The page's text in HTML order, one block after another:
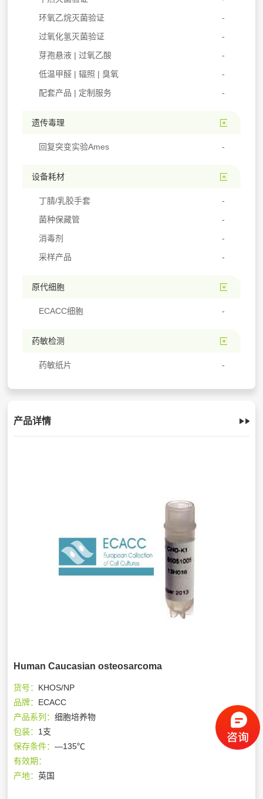
环氧乙烷灭菌验证
过氧化氢灭菌验证
芽孢悬液 | 过氧乙酸
低温甲醛 | 辐照 | 臭氧
配套产品 | 定制服务
遗传毒理
回复突变实验Ames
设备耗材
丁腈/乳胶手套
菌种保藏管
消毒剂
采样产品
原代细胞
ECACC细胞
药敏检测
药敏纸片
产品详情
Human Caucasian osteosarcoma
货号： KHOS/NP
品牌： ECACC
产品系列：细胞培养物
包装： 1支
保存条件：—135℃
有效期：
产地：英国